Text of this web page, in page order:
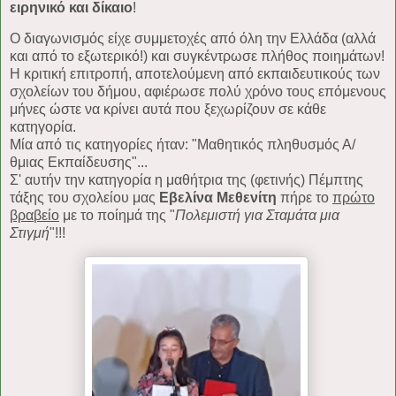
ειρηνικό και δίκαιο!
Ο διαγωνισμός είχε συμμετοχές από όλη την Ελλάδα (αλλά
και από το εξωτερικό!) και συγκέντρωσε πλήθος ποιημάτων!
Η κριτική επιτροπή, αποτελούμενη από εκπαιδευτικούς των
σχολείων του δήμου, αφιέρωσε πολύ χρόνο τους επόμενους
μήνες ώστε να κρίνει αυτά που ξεχωρίζουν σε κάθε
κατηγορία.
Μία από τις κατηγορίες ήταν: "Μαθητικός πληθυσμός Α/
θμιας Εκπαίδευσης"...
Σ' αυτήν την κατηγορία η μαθήτρια της (φετινής) Πέμπτης
τάξης του σχολείου μας Εβελίνα Μεθενίτη πήρε το πρώτο
βραβείο με το ποίημά της "Πολεμιστή για Σταμάτα μια
Στιγμή"!!!